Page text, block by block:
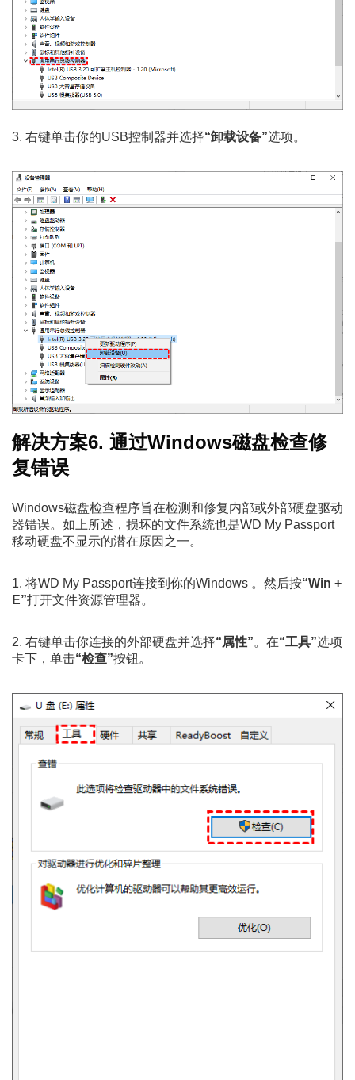
3. 右键单击你的USB控制器并选择“卸载设备”选项。
解决方案6. 通过Windows磁盘检查修
复错误
Windows磁盘检查程序旨在检测和修复内部或外部硬盘驱动
器错误。如上所述，损坏的文件系统也是WD My Passport
移动硬盘不显示的潜在原因之一。
1. 将WD My Passport连接到你的Windows 。然后按“Win +
E”打开文件资源管理器。
2. 右键单击你连接的外部硬盘并选择“属性”。在“工具”选项
卡下，单击“检查”按钮。